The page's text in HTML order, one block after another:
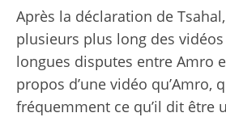
Après la déclaration de
plusieurs plus long des
longues disputes entre Amro
propos d’une vidéo qu’Amro,
fréquemment ce qu’il dit être